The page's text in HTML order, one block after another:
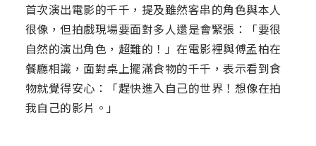
首次演出電影的千千，提及雖然客串的角色與本人
很像，但拍戲現場要面對多人還是會緊張：「要很
自然的演出角色，超難的！」在電影裡與傅孟柏在
餐廳相識，面對桌上擺滿食物的千千，表示看到食
物就覺得安心：「趕快進入自己的世界！想像在拍
我自己的影片。」